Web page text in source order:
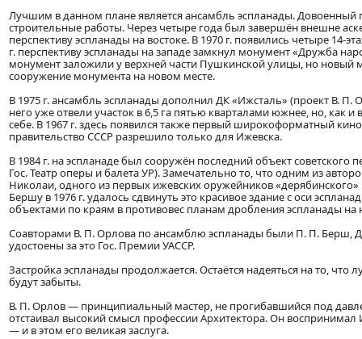
Лучшим в данном плане является ансамбль эспланады. Довоенный
строительные работы. Через четыре года был завершён внешне
перспективу эспланады на востоке. В 1970 г. появились четыре
г. перспективу эспланады на западе замкнул монумент «Дружба
монумент заложили у верхней части Пушкинской улицы, но новый
сооружение монумента на новом месте.
В 1975 г. ансамбль эспланады дополнил ДК «Ижсталь» (проект В.
него уже отвели участок в 6,5 га пятью кварталами южнее, но, как
себе. В 1967 г. здесь появился также первый широкоформатный
правительство СССР разрешило только для Ижевска.
В 1984 г. на эспланаде был сооружён последний объект
Гос. Театр оперы и балета УР). Замечательно то, что одним из
Николаи, одного из первых ижевских оружейников
Бершу в 1976 г. удалось сдвинуть это красивое здание с оси
объектами по краям в противовес планам дробления эспланады
Соавторами В. П. Орлова по ансамблю эспланады были П. П. Берш,
удостоены за это Гос. Премии УАССР.
Застройка эспланады продолжается. Остаётся надеяться на то,
будут забыты.
В. П. Орлов — принципиальный мастер, не прогибавшийся под
отстаивал высокий смысл профессии Архитектора. Он
— и в этом его великая заслуга.